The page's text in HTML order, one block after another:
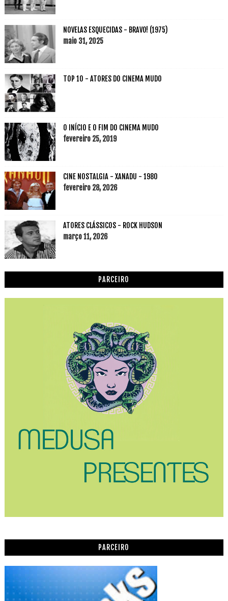
NOVELAS ESQUECIDAS - BRAVO! (1975)
maio 31, 2025
TOP 10 - ATORES DO CINEMA MUDO
O INÍCIO E O FIM DO CINEMA MUDO
fevereiro 25, 2019
CINE NOSTALGIA - XANADU - 1980
fevereiro 28, 2026
ATORES CLÁSSICOS - ROCK HUDSON
março 11, 2026
PARCEIRO
PARCEIRO